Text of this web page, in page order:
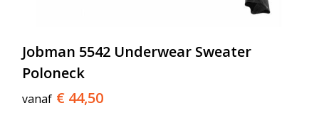
Jobman 5542 Underwear Sweater
Poloneck
vanaf € 44,50